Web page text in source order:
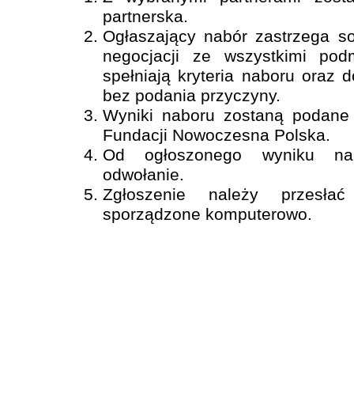
partnerska.
Ogłaszający nabór zastrzega
negocjacji ze wszystkimi
spełniają kryteria naboru oraz
bez podania przyczyny.
Wyniki naboru zostaną
Fundacji Nowoczesna Polska.
Od ogłoszonego wyniku
odwołanie.
Zgłoszenie należy
sporządzone komputerowo.